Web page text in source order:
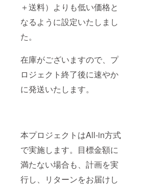
＋送料）よりも低い価格と
なるように設定いたしまし
た。
在庫がございますので、プ
ロジェクト終了後に速やか
に発送いたします。
本プロジェクトはAll-in方式
で実施します。目標金額に
満たない場合も、計画を実
行し、リターンをお届けし